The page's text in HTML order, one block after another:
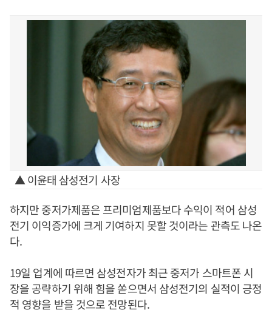
▲ 이윤태 삼성전기 사장
하지만 중저가제품은 프리미엄제품보다 수익이 적어 삼성
전기 이익증가에 크게 기여하지 못할 것이라는 관측도 나온
다.
19일 업계에 따르면 삼성전자가 최근 중저가 스마트폰 시
장을 공략하기 위해 힘을 쏟으면서 삼성전기의 실적이 긍정
적 영향을 받을 것으로 전망된다.